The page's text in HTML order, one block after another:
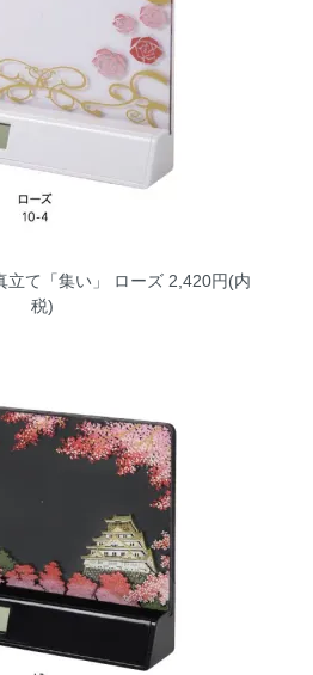
立て「集い」 ローズ2,420円(内
税)